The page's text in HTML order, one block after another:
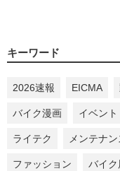
キーワード
2026速報 EICMA
バイク漫画 イベント
ライテク メンテナン
ファッション バイク